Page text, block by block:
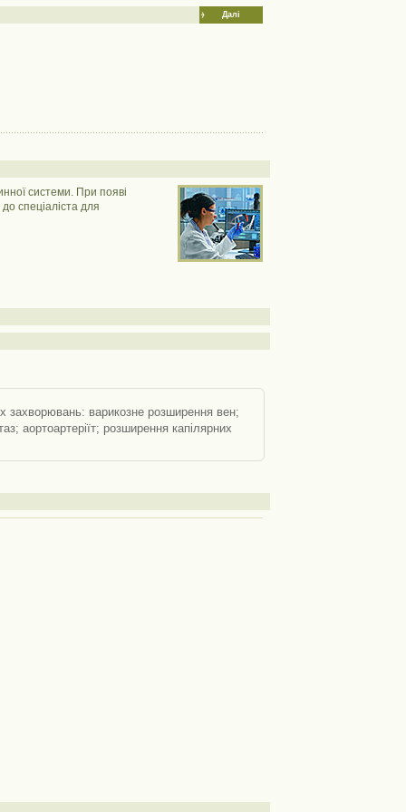
Далі
системи. При появі
спеціаліста для
розширення вен;